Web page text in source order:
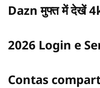
Dazn मुफ्त में देखें
2026 Login e
Contas